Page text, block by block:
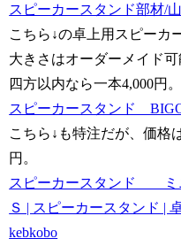
スピーカースタンド部材/
こちら↓の卓上用スピーカ
大きさはオーダーメイド可
四方以内なら一本4,000円。
スピーカースタンド
こちら↓も特注だが、価格
円。
スピーカースタンド ミ
Ｓ | スピーカースタンド |
kebkobo